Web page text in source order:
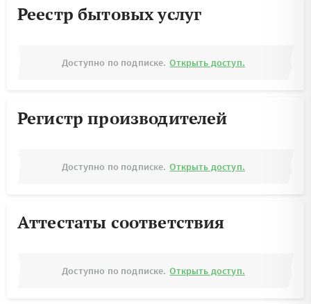
Реестр бытовых услуг
Доступно по подписке. Открыть доступ.
Регистр производителей
Доступно по подписке. Открыть доступ.
Аттестаты соответствия
Доступно по подписке. Открыть доступ.